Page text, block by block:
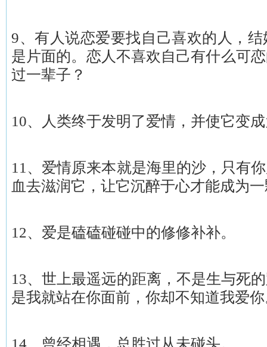
9、有人说恋爱要找自己喜欢的人，
是片面的。恋人不喜欢自己有什么可
过一辈子？
10、人类终于发明了爱情，并使它变
11、爱情原来本就是海里的沙，只有
血去滋润它，让它沉醉于心才能成为
12、爱是磕磕碰碰中的修修补补。
13、世上最遥远的距离，不是生与死
是我就站在你面前，你却不知道我爱
14、曾经相遇，总胜过从未碰头。